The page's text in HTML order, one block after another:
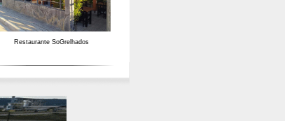
Restaurante SoGrelhados